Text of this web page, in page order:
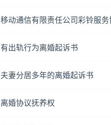
移动通信有限责任公司彩铃服务
有出轨行为离婚起诉书
夫妻分居多年的离婚起诉书
离婚协议抚养权